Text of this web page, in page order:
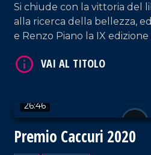
Si chiude con la vittoria del
alla ricerca della bellezza,
e Renzo Piano la IX
26:46
Premio Caccuri 2020
VAI AL TITOLO